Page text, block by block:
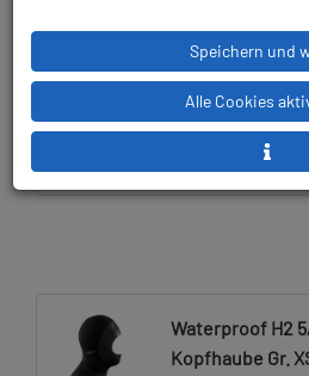
Lieferbar in
Waterproof H2
Kopfhaube Gr.
Speichern und
Alle Cookies